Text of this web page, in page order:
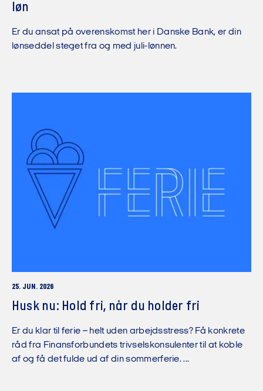
løn
Er du ansat på overenskomst her i Danske Bank, er din
lønseddel steget fra og med juli-lønnen.
25. JUN. 2026
Husk nu: Hold fri, når du holder fri
Er du klar til ferie – helt uden arbejdsstress? Få konkrete
råd fra Finansforbundets trivselskonsulenter til at koble
af og få det fulde ud af din sommerferie. ...